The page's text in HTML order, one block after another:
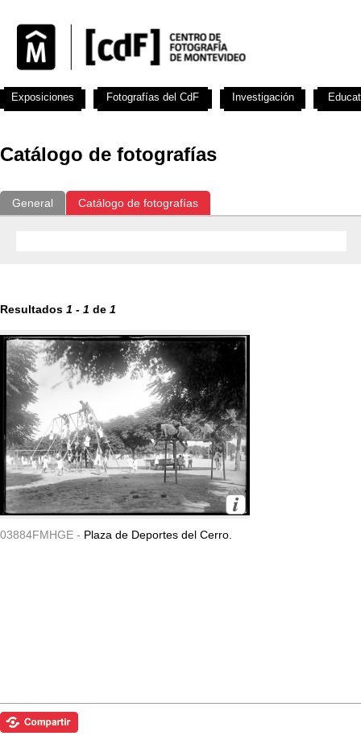
Catálogo de fotografías
General Catálogo de fotografías
Resultados 1 - 1 de 1
03884FMHGE - Plaza de Deportes del Cerro.
Exposiciones Fotografías del CdF Investigación